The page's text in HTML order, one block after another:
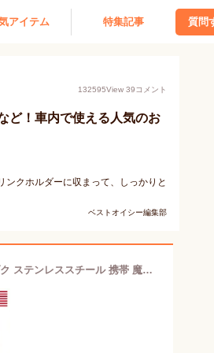
アイテム 特集記事 質問
132595View 39コメント
ど！車内で使える人気のお
クホルダーに収まって、しっかりと
ベストオイシー編集部
【ポイント5倍！全品対象】★ ZOKU 3in1タンブラー 350ml 12oz ゾク ステンレススチール 携帯 魔法瓶 ホット アイス 保温保冷 カップ コップ 真空 断熱 飲み口 ストロー 車内 コンビニ コーヒー ジュース プレゼント